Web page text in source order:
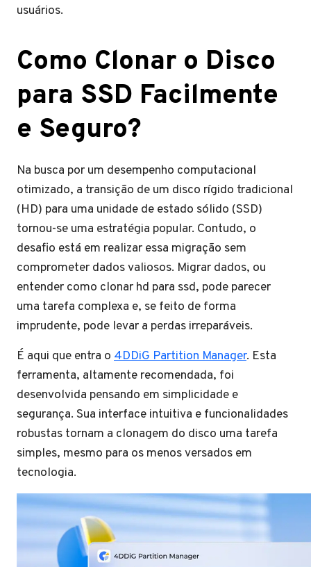
usuários.
Como Clonar o Disco
para SSD Facilmente
e Seguro?
Na busca por um desempenho computacional
otimizado, a transição de um disco rígido tradicional
(HD) para uma unidade de estado sólido (SSD)
tornou-se uma estratégia popular. Contudo, o
desafio está em realizar essa migração sem
comprometer dados valiosos. Migrar dados, ou
entender como clonar hd para ssd, pode parecer
uma tarefa complexa e, se feito de forma
imprudente, pode levar a perdas irreparáveis.
É aqui que entra o 4DDiG Partition Manager. Esta
ferramenta, altamente recomendada, foi
desenvolvida pensando em simplicidade e
segurança. Sua interface intuitiva e funcionalidades
robustas tornam a clonagem do disco uma tarefa
simples, mesmo para os menos versados em
tecnologia.